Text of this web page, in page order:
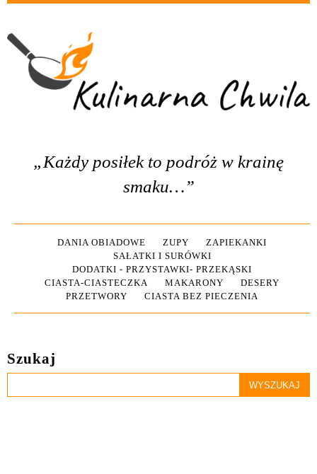
„Każdy posiłek to podróż w krainę
smaku…”
DANIA OBIADOWE ZUPY
ZAPIEKANKI
SAŁATKI I SURÓWKI
DODATKI - PRZYSTAWKI- PRZEKĄSKI
CIASTA-CIASTECZKA
MAKARONY
DESERY
PRZETWORY
CIASTA BEZ PIECZENIA
Szukaj